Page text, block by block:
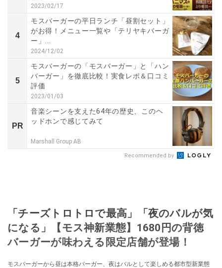
2023/02/17
4
モスバーガーの平日ランチ「昼割セット」
がお得！メニュー一覧や「テリヤキバーガ
ー」...
2024/12/02
5
モスバーガーの「モスバーガー」と「ハン
バーガー」を徹底比較！実食レポ＆口コミ
評価
2023/01/03
PR
音楽シーンを支えた64年の歴史、このヘ
ッドホンで感じてみて
Marshall Group AB
Recommended by
「チーズトロトロで最高」「夜のバルが気
になる」【モス神新業態】1680円の背徳
バーガーが味わえる限定店舗が登場！
モスバーガーから昼は本格バーガー、夜はバルとして楽しめる都市型新業態